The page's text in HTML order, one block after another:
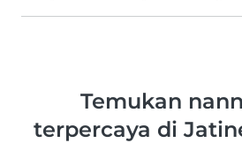
Temukan
terpercaya di